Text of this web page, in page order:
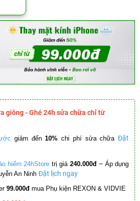
giông - Ghé 24h sửa chữa chỉ từ
giảm đến10% chi phí sửa chữa Đặt
hiểm 24hStore trị giá 240.000đ – Áp dụng
An Ninh Đặt lịch ngay
99.000đ mua Phụ kiện REXON & VIDVIE